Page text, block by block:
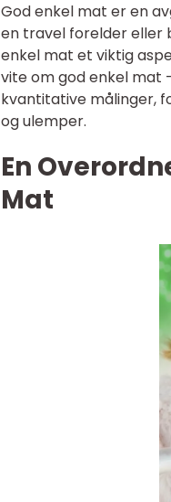
God enkel mat er en
en travel forelder eller
enkel mat et viktig
vite om god enkel mat
kvantitative målinger,
og ulemper.
En
Mat